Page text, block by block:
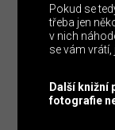
Pokud se
třeba jen
v nich
se vám vrátí,
Další
fotografie